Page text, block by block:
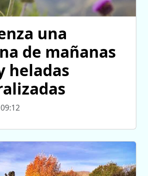
una
de mañanas
heladas